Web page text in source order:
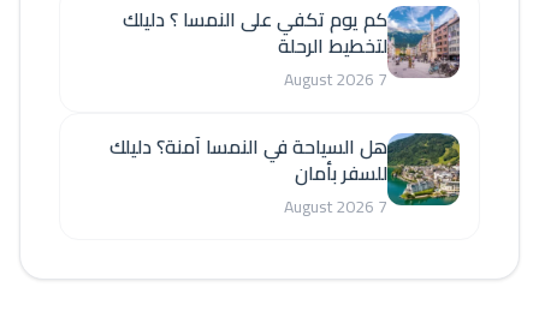
كم يوم تكفي على النمسا ؟ دليلك
لتخطيط الرحلة
7 August 2026
هل السياحة في النمسا آمنة؟ دليلك
للسفر بأمان
7 August 2026